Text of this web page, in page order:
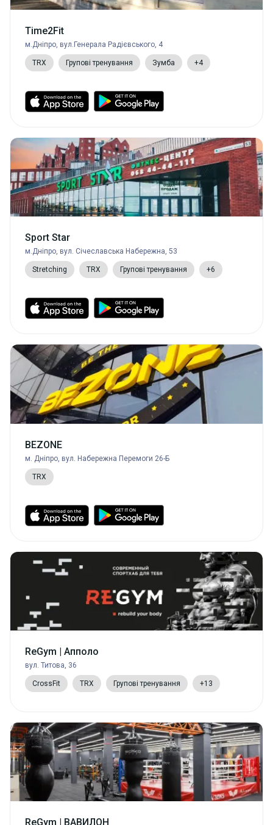
Time2Fit
м.Дніпро, вул.Генерала Радієвського, 4
TRX Групові тренування Зумба +4
Sport Star
м.Дніпро, вул. Січеславська Набережна, 53
Stretching TRX Групові тренування +6
BEZONE
м. Дніпро, вул. Набережна Перемоги 26-Б
TRX
ReGym | Апполо
вул. Титова, 36
CrossFit TRX Групові тренування +13
ReGym | ВАВИЛОН